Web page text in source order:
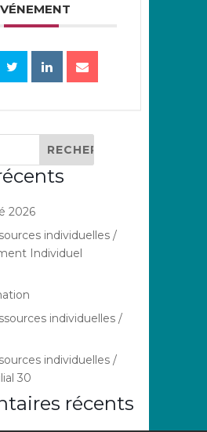
2026
individuelles /
Individuel
individuelles /
individuelles /
30
récents